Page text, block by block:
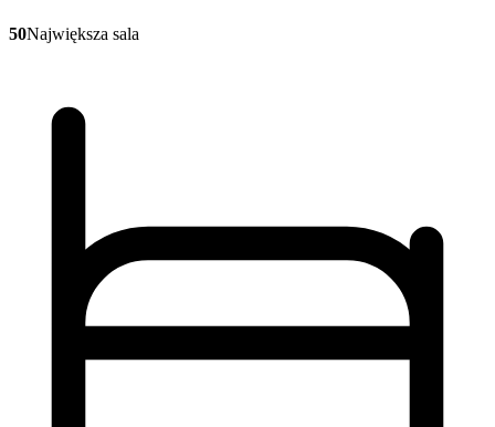
50Największa sala